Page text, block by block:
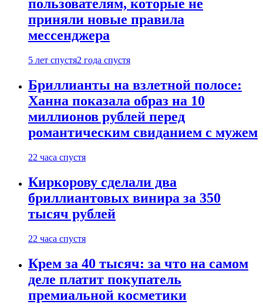
пользователям, которые не
приняли новые правила
мессенджера
5 лет спустя2 года спустя
Бриллианты на взлетной полосе:
Ханна показала образ на 10
миллионов рублей перед
романтическим свиданием с мужем
22 часа спустя
Киркорову сделали два
бриллиантовых винира за 350
тысяч рублей
22 часа спустя
Крем за 40 тысяч: за что на самом
деле платит покупатель
премиальной косметики